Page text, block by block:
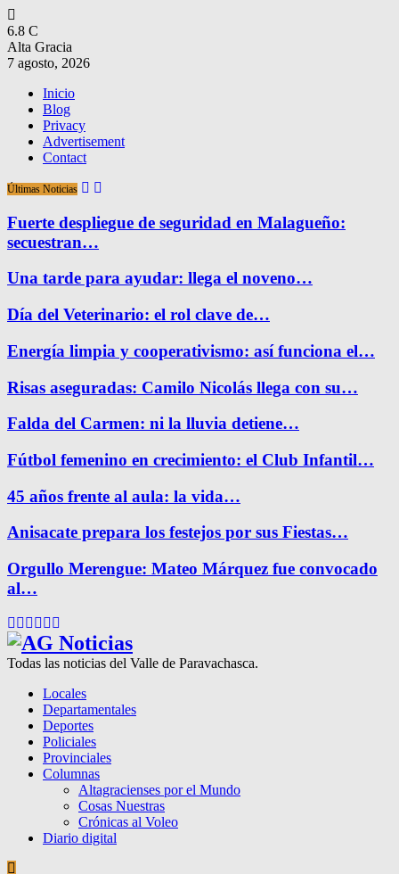
6.8 C
Alta Gracia
7 agosto, 2026
Inicio
Blog
Privacy
Advertisement
Contact
Últimas Noticias
Fuerte despliegue de seguridad en Malagueño:
secuestran…
Una tarde para ayudar: llega el noveno…
Día del Veterinario: el rol clave de…
Energía limpia y cooperativismo: así funciona el…
Risas aseguradas: Camilo Nicolás llega con su…
Falda del Carmen: ni la lluvia detiene…
Fútbol femenino en crecimiento: el Club Infantil…
45 años frente al aula: la vida…
Anisacate prepara los festejos por sus Fiestas…
Orgullo Merengue: Mateo Márquez fue convocado
al…
Facebook
Twitter
Instagram
Pinterest
Google
Todas las noticias del Valle de Paravachasca.
Locales
Departamentales
Deportes
Policiales
Provinciales
Columnas
Altagracienses por el Mundo
Cosas Nuestras
Crónicas al Voleo
Diario digital